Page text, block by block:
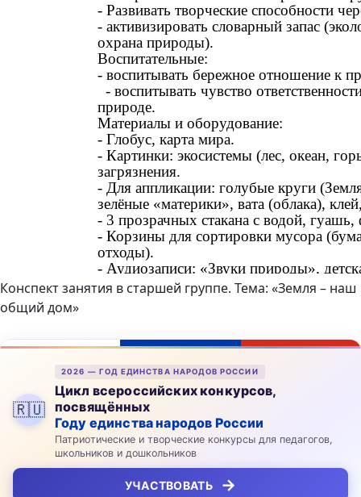
Конспект занятия в старшей группе. Тема: «Земля – наш
общий дом»
🇷🇺
2026 — ГОД ЕДИНСТВА НАРОДОВ РОССИИ
Цикл всероссийских конкурсов,
посвящённых
Году единства народов России
Патриотические и творческие конкурсы для педагогов,
школьников и дошкольников
УЧАСТВОВАТЬ →